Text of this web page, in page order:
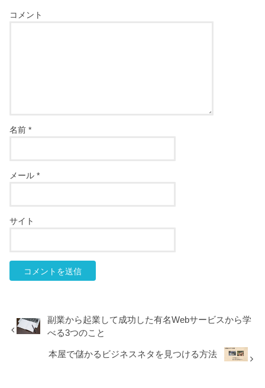
コメント
名前*
メール*
サイト
副業から起業して成功した有名Webサービスから学
べる3つのこと
本屋で儲かるビジネスネタを見つける方法